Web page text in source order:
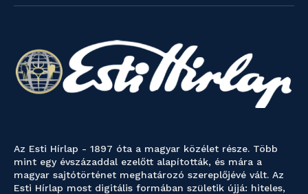
Az Esti Hírlap - 1897 óta a magyar közélet része. Több
mint egy évszázaddal ezelőtt alapították, és mára a
magyar sajtótörténet meghatározó szereplőjévé vált. Az
Esti Hírlap most digitális formában születik újjá: hiteles,